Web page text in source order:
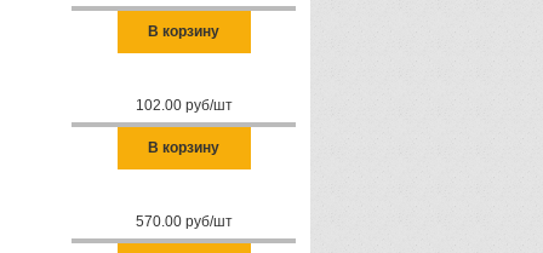
В корзину
102.00 руб/шт
В корзину
570.00 руб/шт